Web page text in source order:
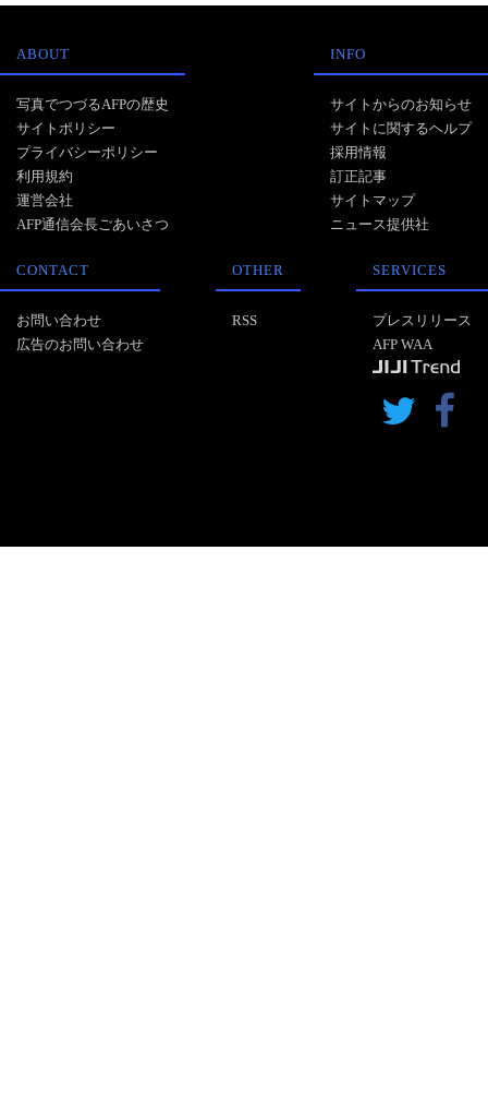
ABOUT
写真でつづるAFPの歴史
サイトポリシー
プライバシーポリシー
利用規約
運営会社
AFP通信会長ごあいさつ
INFO
サイトからのお知らせ
サイトに関するヘルプ
採用情報
訂正記事
サイトマップ
ニュース提供社
CONTACT
お問い合わせ
広告のお問い合わせ
OTHER
RSS
SERVICES
プレスリリース
AFP WAA